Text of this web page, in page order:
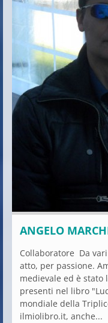
ANGELO
Collaboratore Da
atto, per passione.
medievale ed è
presenti nel libro
mondiale della
ilmiolibro.it, anche...